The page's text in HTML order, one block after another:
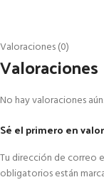
Valoraciones (0)
Valoraciones
No hay valoraciones aún.
Sé el primero en
Tu dirección de correo
obligatorios están